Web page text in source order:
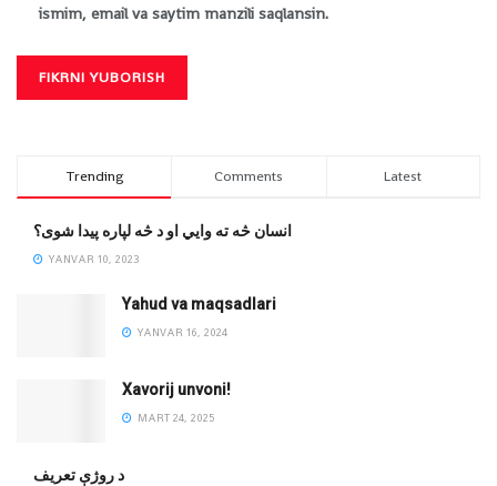
ismim, email va saytim manzili saqlansin.
Trending Comments Latest
انسان څه ته وایي او د څه لپاره پیدا شوی؟
YANVAR 10, 2023
Yahud va maqsadlari
YANVAR 16, 2024
Xavorij unvoni!
MART 24, 2025
‌د روژې تعریف